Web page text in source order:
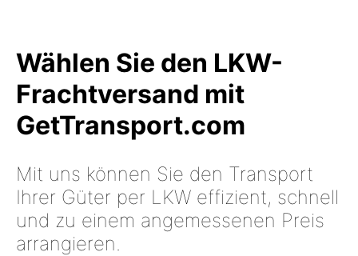
Wählen Sie den LKW-
Frachtversand mit
GetTransport.com
Mit uns können Sie den Transport
Ihrer Güter per LKW effizient, schnell
und zu einem angemessenen Preis
arrangieren.